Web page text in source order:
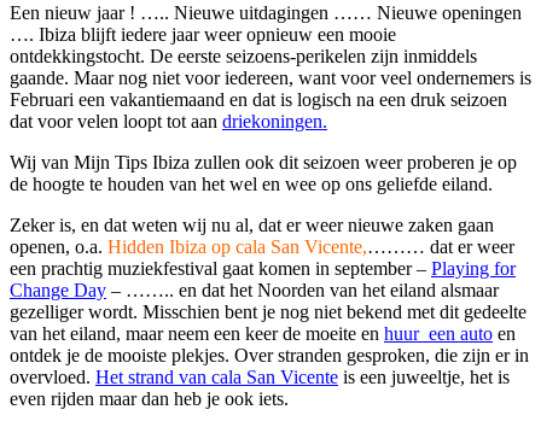
Een nieuw jaar ! ….. Nieuwe uitdagingen …… Nieuwe openingen
…. Ibiza blijft iedere jaar weer opnieuw een mooie
ontdekkingstocht. De eerste seizoens-perikelen zijn inmiddels
gaande. Maar nog niet voor iedereen, want voor veel ondernemers is
Februari een vakantiemaand en dat is logisch na een druk seizoen
dat voor velen loopt tot aan driekoningen.
Wij van Mijn Tips Ibiza zullen ook dit seizoen weer proberen je op
de hoogte te houden van het wel en wee op ons geliefde eiland.
Zeker is, en dat weten wij nu al, dat er weer nieuwe zaken gaan
openen, o.a. Hidden Ibiza op cala San Vicente,……… dat er weer
een prachtig muziekfestival gaat komen in september – Playing for
Change Day – …….. en dat het Noorden van het eiland alsmaar
gezelliger wordt. Misschien bent je nog niet bekend met dit gedeelte
van het eiland, maar neem een keer de moeite en huur een auto en
ontdek je de mooiste plekjes. Over stranden gesproken, die zijn er in
overvloed. Het strand van cala San Vicente is een juweeltje, het is
even rijden maar dan heb je ook iets.